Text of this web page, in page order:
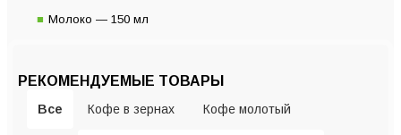
Молоко — 150 мл
РЕКОМЕНДУЕМЫЕ ТОВАРЫ
Все Кофе в зернах Кофе молотый